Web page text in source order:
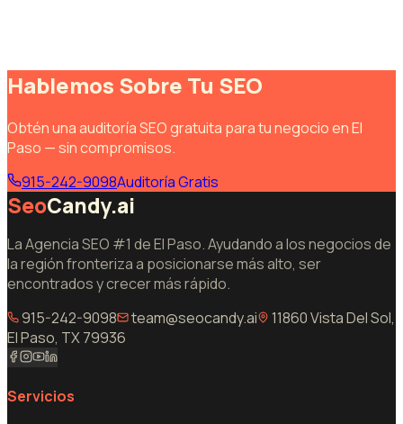
Hablemos Sobre Tu SEO
Obtén una auditoría SEO gratuita para tu negocio en El
Paso — sin compromisos.
915-242-9098Auditoría Gratis
SeoCandy.ai
La Agencia SEO #1 de El Paso. Ayudando a los negocios de
la región fronteriza a posicionarse más alto, ser
encontrados y crecer más rápido.
915-242-9098
team@seocandy.ai
11860 Vista Del Sol,
El Paso, TX 79936
Servicios